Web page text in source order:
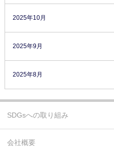
2025年10月
2025年9月
2025年8月
SDGsへの取り組み
会社概要